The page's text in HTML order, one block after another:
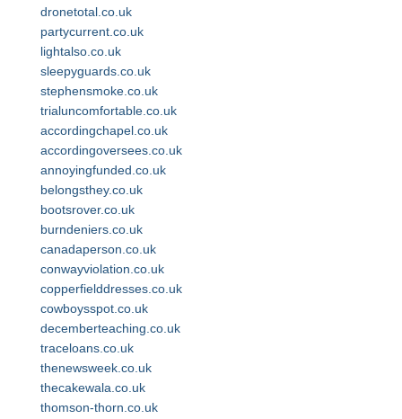
dronetotal.co.uk
partycurrent.co.uk
lightalso.co.uk
sleepyguards.co.uk
stephensmoke.co.uk
trialuncomfortable.co.uk
accordingchapel.co.uk
accordingoversees.co.uk
annoyingfunded.co.uk
belongsthey.co.uk
bootsrover.co.uk
burndeniers.co.uk
canadaperson.co.uk
conwayviolation.co.uk
copperfielddresses.co.uk
cowboysspot.co.uk
decemberteaching.co.uk
traceloans.co.uk
thenewsweek.co.uk
thecakewala.co.uk
thomson-thorn.co.uk